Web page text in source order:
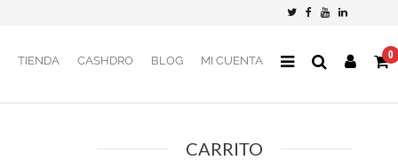
0
TIENDA CASHDRO BLOG MI CUENTA
CARRITO